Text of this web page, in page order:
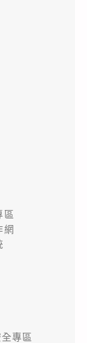
區
網
專區